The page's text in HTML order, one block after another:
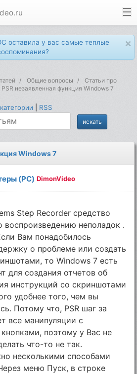
×
оставила у вас самые теплые
Общие вопросы
Статьи про
PSR незаявленная функция Windows 7
категории RSS
Windows 7
(PC) DimonVideo
Step Recorder средство
воспроизведению неполадок .
Вам понадобилось
о проблеме или создать
то Windows 7 есть
для создания отчетов об
инструкций со скриншотами
удобнее того, чем вы
Потому что, PSR шаг за
все манипуляции с
поэтому у Вас не
что-то не так.
несколькими способами
меню Пуск, в строке